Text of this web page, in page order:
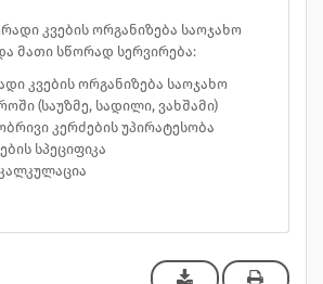
კვების ორგანიზება საოჯახო
მათი სწორად სერვირება:
კვების ორგანიზება საოჯახო
(საუზმე, სადილი, ვახშამი)
კერძების უპირატესობა
სპეციფიკა